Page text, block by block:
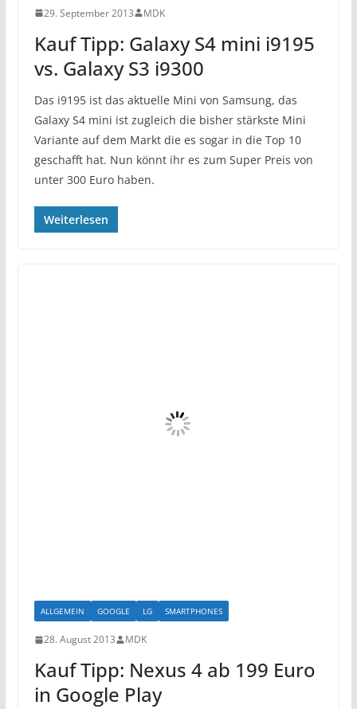
29. September 2013 MDK
Kauf Tipp: Galaxy S4 mini i9195
vs. Galaxy S3 i9300
Das i9195 ist das aktuelle Mini von Samsung, das
Galaxy S4 mini ist zugleich die bisher stärkste Mini
Variante auf dem Markt die es sogar in die Top 10
geschafft hat. Nun könnt ihr es zum Super Preis von
unter 300 Euro haben.
Weiterlesen
ALLGEMEIN GOOGLE LG SMARTPHONES
28. August 2013 MDK
Kauf Tipp: Nexus 4 ab 199 Euro
in Google Play